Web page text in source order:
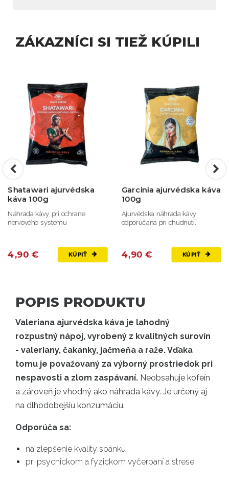
ZÁKAZNÍCI SI TIEŽ KÚPILI
Shatawari ajurvédska
káva 100g
Náhrada kávy pri ochrane
nervového systému
4,90 € KÚPIŤ
Garcinia ajurvédska káva
100g
Ajurvédska náhrada kávy
odporúčaná pri chudnutí.
4,90 € KÚPIŤ
POPIS PRODUKTU
Valeriana ajurvédska káva je lahodný
rozpustný nápoj, vyrobený z kvalitných surovín
- valeriany, čakanky, jačmeňa a raže. Vďaka
tomu je považovaný za výborný prostriedok pri
nespavosti a zlom zaspávaní. Neobsahuje kofeín
a zároveň je vhodný ako náhrada kávy. Je určený aj
na dlhodobejšiu konzumáciu.
Odporúča sa:
na zlepšenie kvality spánku
pri psychickom a fyzickom vyčerpaní a strese